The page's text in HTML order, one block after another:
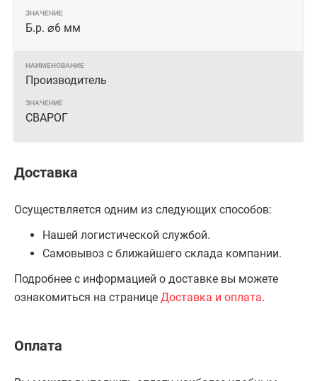
Б.р. ⌀6 мм
Производитель
СВАРОГ
Доставка
Осуществляется одним из следующих способов:
Нашей логистической службой.
Самовывоз с ближайшего склада компании.
Подробнее с информацией о доставке вы можете
ознакомиться на странице Доставка и оплата.
Оплата